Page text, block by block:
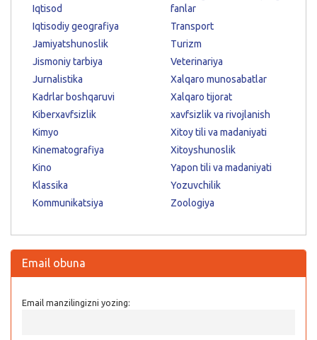
Iqtisod
Iqtisodiy geografiya
Jamiyatshunoslik
Jismoniy tarbiya
Jurnalistika
Kadrlar boshqaruvi
Kiberxavfsizlik
Kimyo
Kinematografiya
Kino
Klassika
Kommunikatsiya
fanlar
Transport
Turizm
Veterinariya
Xalqaro munosabatlar
Xalqaro tijorat
xavfsizlik va rivojlanish
Xitoy tili va madaniyati
Xitoyshunoslik
Yapon tili va madaniyati
Yozuvchilik
Zoologiya
Email obuna
Email manzilingizni yozing: